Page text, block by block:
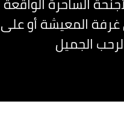
غرفة المعيشة أو على